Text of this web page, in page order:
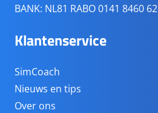
BANK: NL81 RABO 0141 8460 62
Klantenservice
SimCoach
Nieuws en tips
Over ons